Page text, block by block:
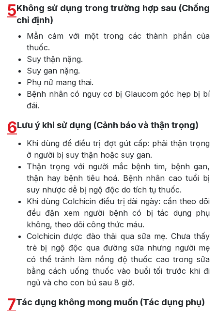
5Không sử dụng trong trường hợp sau (Chống
chỉ định)
Mẫn cảm với một trong các thành phần của
thuốc.
Suy thận nặng.
Suy gan nặng.
Phụ nữ mang thai.
Bệnh nhân có nguy cơ bị Glaucom góc hẹp bị bí
đái.
6Lưu ý khi sử dụng (Cảnh báo và thận trọng)
Khi dùng để điều trị đợt gút cấp: phải thận trọng
ở người bị suy thận hoặc suy gan.
Thận trọng với người mắc bệnh tim, bệnh gan,
thận hay bệnh tiêu hoá. Bệnh nhân cao tuổi bị
suy nhược dễ bị ngộ độc do tích tụ thuốc.
Khi dùng Colchicin điều trị dài ngày: cần theo dõi
đều đặn xem người bệnh có bị tác dụng phụ
không, theo dõi công thức máu.
Colchicin được đào thải qua sữa mẹ. Chưa thấy
trẻ bị ngộ độc qua đường sữa nhưng người mẹ
có thể tránh làm nồng độ thuốc cao trong sữa
bằng cách uống thuốc vào buổi tối trước khi đi
ngủ và cho con bú sau 8 giờ.
7Tác dụng không mong muốn (Tác dụng phụ)